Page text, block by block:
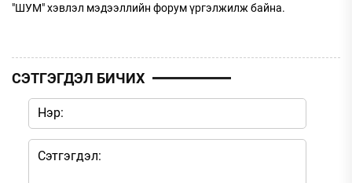
"ШУМ" хэвлэл мэдээллийн форум үргэлжилж байна.
СЭТГЭГДЭЛ БИЧИХ